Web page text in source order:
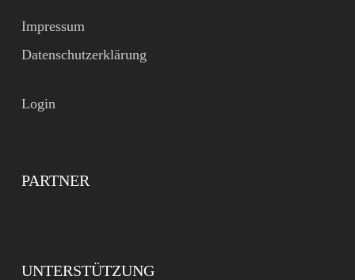
Impressum
Datenschutzerklärung
Login
PARTNER
UNTERSTÜTZUNG